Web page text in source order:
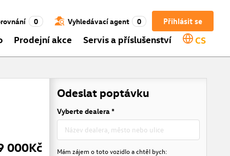
Přihlásit se
0 Vyhledávací agent 0
Prodejní akce Servis a příslušenství CS
000Kč
Odeslat poptávku
Vyberte dealera *
Mám zájem o toto vozidlo a chtěl bych: